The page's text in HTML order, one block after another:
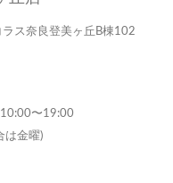
ス奈良登美ヶ丘B棟102
〜19:00
は金曜)